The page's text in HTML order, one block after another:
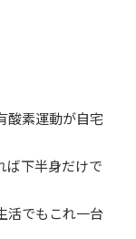
酸素運動が自宅
ば下半身だけで
活でもこれ一台